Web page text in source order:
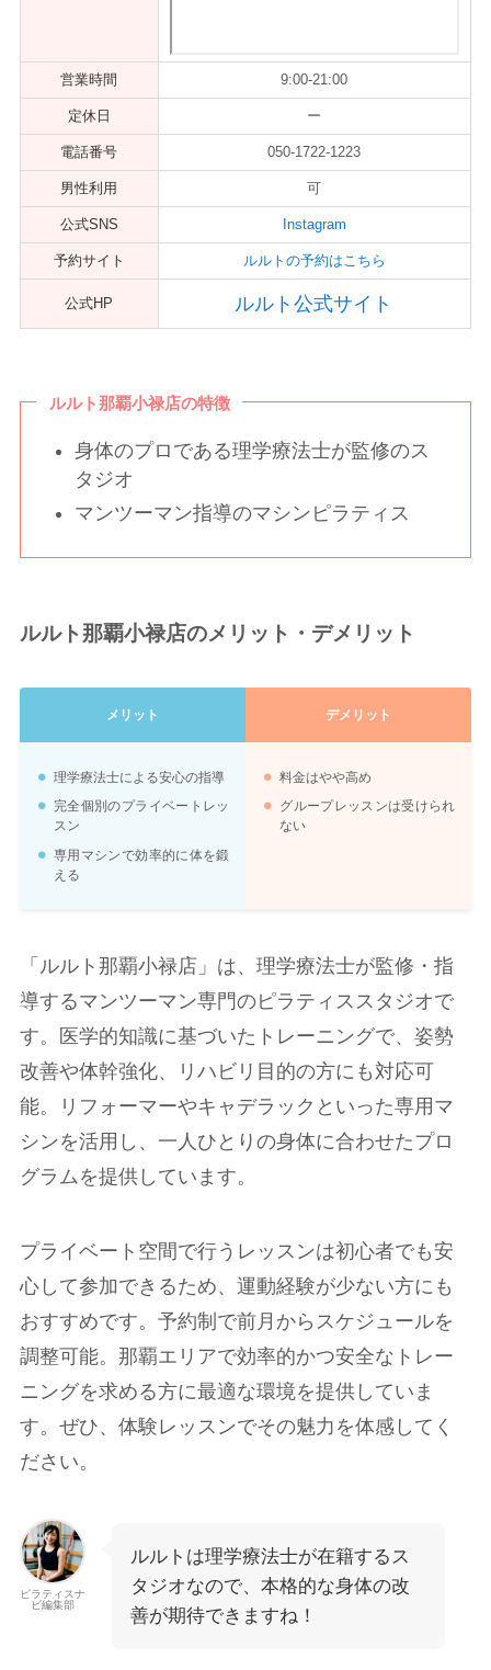
営業時間 9:00-21:00
定休日 ー
電話番号 050-1722-1223
男性利用 可
公式SNS Instagram
予約サイト ルルトの予約はこちら
公式HP ルルト公式サイト
ルルト那覇小禄店の特徴
身体のプロである理学療法士が監修のス
タジオ
マンツーマン指導のマシンピラティス
ルルト那覇小禄店のメリット・デメリット
メリット デメリット
理学療法士による安心の指導
完全個別のプライベートレッ
スン
専用マシンで効率的に体を鍛
える
料金はやや高め
グループレッスンは受けられ
ない
「ルルト那覇小禄店」は、理学療法士が監修・指
導するマンツーマン専門のピラティススタジオで
す。医学的知識に基づいたトレーニングで、姿勢
改善や体幹強化、リハビリ目的の方にも対応可
能。リフォーマーやキャデラックといった専用マ
シンを活用し、一人ひとりの身体に合わせたプロ
グラムを提供しています。
プライベート空間で行うレッスンは初心者でも安
心して参加できるため、運動経験が少ない方にも
おすすめです。予約制で前月からスケジュールを
調整可能。那覇エリアで効率的かつ安全なトレー
ニングを求める方に最適な環境を提供していま
す。ぜひ、体験レッスンでその魅力を体感してく
ださい。
ピラティスナ
ビ編集部
ルルトは理学療法士が在籍するス
タジオなので、本格的な身体の改
善が期待できますね！